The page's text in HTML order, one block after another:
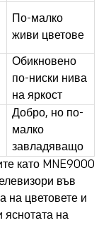
По-малко
живи цветове
Обикновено
по-ниски нива
на яркост
Добро, но по-
малко
завладяващо
като MNE9000
във
на цветовете и
яснотата на